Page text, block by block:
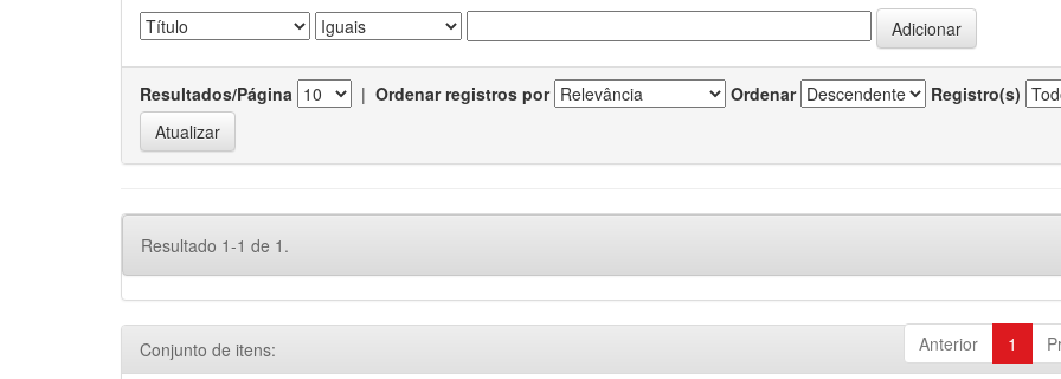
Resultados/Página | Ordenar registros por Ordenar Registro(s)
Resultado 1-1 de 1.
Anterior 1
Conjunto de itens: